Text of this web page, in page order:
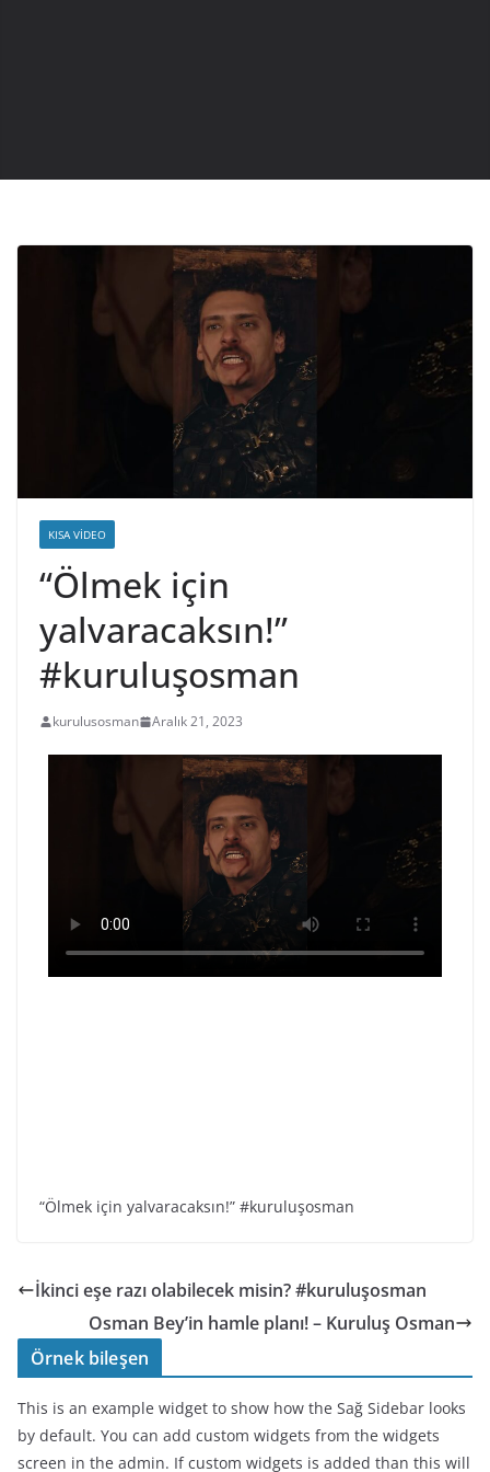
KISA VIDEO
“Ölmek için
yalvaracaksın!”
#kuruluşosman
kurulusosman Aralık 21, 2023
“Ölmek için yalvaracaksın!” #kuruluşosman
İkinci eşe razı olabilecek misin? #kuruluşosman
Osman Bey’in hamle planı! – Kuruluş Osman
Örnek bileşen
This is an example widget to show how the Sağ Sidebar looks
by default. You can add custom widgets from the widgets
screen in the admin. If custom widgets is added than this will